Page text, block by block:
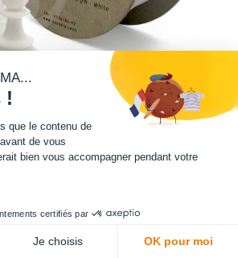
EF 3D850
mm
g
!
que le contenu de
de vous
bien vous accompagner pendant votre
certifiés par
Je choisis OK pour moi